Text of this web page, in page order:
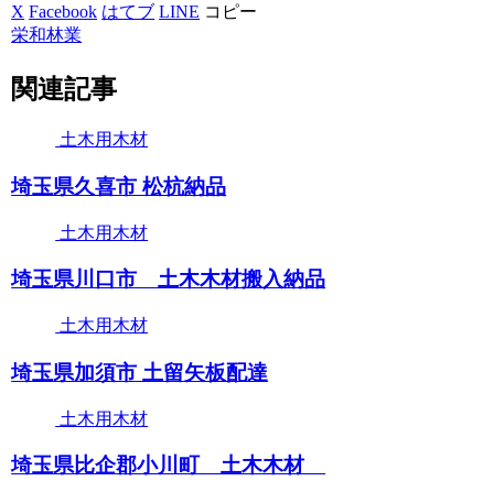
X Facebook はてブ LINE コピー
栄和林業
関連記事
土木用木材
埼玉県久喜市 松杭納品
土木用木材
埼玉県川口市 土木木材搬入納品
土木用木材
埼玉県加須市 土留矢板配達
土木用木材
埼玉県比企郡小川町 土木木材